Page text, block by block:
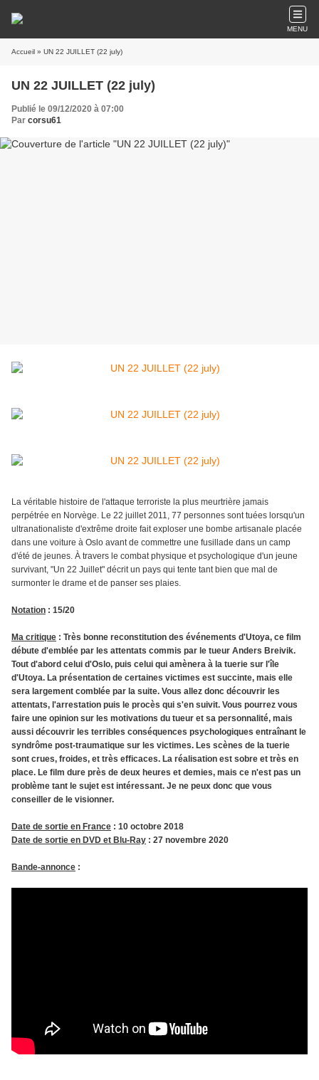
MENU
Accueil » UN 22 JUILLET (22 july)
UN 22 JUILLET (22 july)
Publié le 09/12/2020 à 07:00
Par corsu61
La véritable histoire de l'attaque terroriste la plus meurtrière jamais
perpétrée en Norvège. Le 22 juillet 2011, 77 personnes sont tuées lorsqu'un
ultranationaliste d'extrême droite fait exploser une bombe artisanale placée
dans une voiture à Oslo avant de commettre une fusillade dans un camp
d'été de jeunes. À travers le combat physique et psychologique d'un jeune
survivant, "Un 22 Juillet" décrit un pays qui tente tant bien que mal de
surmonter le drame et de panser ses plaies.
Notation : 15/20
Ma critique : Très bonne reconstitution des événements d'Utoya, ce film
débute d'emblée par les attentats commis par le tueur Anders Breivik.
Tout d'abord celui d'Oslo, puis celui qui amènera à la tuerie sur l'île
d'Utoya. La présentation de certaines victimes est succinte, mais elle
sera largement comblée par la suite. Vous allez donc découvrir les
attentats, l'arrestation puis le procès qui s'en suivit. Vous pourrez vous
faire une opinion sur les motivations du tueur et sa personnalité, mais
aussi découvrir les terribles conséquences psychologiques entraînant le
syndrôme post-traumatique sur les victimes. Les scènes de la tuerie
sont crues, froides, et très efficaces. La réalisation est sobre et très en
place. Le film dure près de deux heures et demies, mais ce n'est pas un
problème tant le sujet est intéressant. Je ne peux donc que vous
conseiller de le visionner.
Date de sortie en France : 10 octobre 2018
Date de sortie en DVD et Blu-Ray : 27 novembre 2020
Bande-annonce :